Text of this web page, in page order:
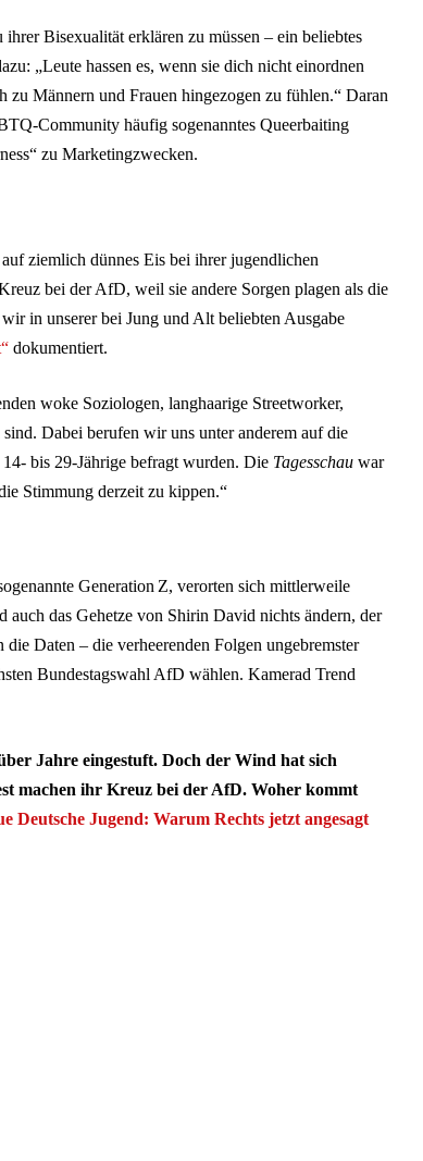
Bisexualität erklären zu müssen – ein beliebtes
„Leute hassen es, wenn sie dich nicht einordnen
Männern und Frauen hingezogen zu fühlen.“ Daran
Community häufig sogenanntes Queerbaiting
zu Marketingzwecken.
ziemlich dünnes Eis bei ihrer jugendlichen
bei der AfD, weil sie andere Sorgen plagen als die
in unserer bei Jung und Alt beliebten Ausgabe
dokumentiert.
woke Soziologen, langhaarige Streetworker,
Dabei berufen wir uns unter anderem auf die
bis 29-Jährige befragt wurden. Die Tagesschau war
Stimmung derzeit zu kippen.“
Generation Z, verorten sich mittlerweile
auch das Gehetze von Shirin David nichts ändern, der
Daten – die verheerenden Folgen ungebremster
Bundestagswahl AfD wählen. Kamerad Trend
Jahre eingestuft. Doch der Wind hat sich
machen ihr Kreuz bei der AfD. Woher kommt
Deutsche Jugend: Warum Rechts jetzt angesagt